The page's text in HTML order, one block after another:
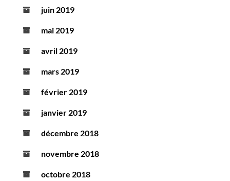
juin 2019
mai 2019
avril 2019
mars 2019
février 2019
janvier 2019
décembre 2018
novembre 2018
octobre 2018